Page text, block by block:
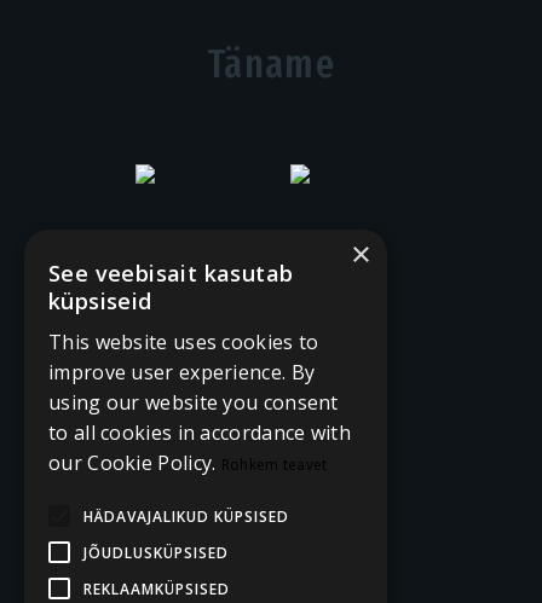
Täname
×
See veebisait kasutab
küpsiseid
This website uses cookies to
improve user experience. By
using our website you consent
to all cookies in accordance with
our Cookie Policy. Rohkem teavet
HÄDAVAJALIKUD KÜPSISED
JÕUDLUSKÜPSISED
REKLAAMKÜPSISED